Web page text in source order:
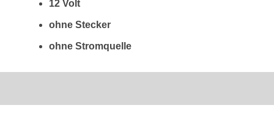
12 Volt
ohne Stecker
ohne Stromquelle